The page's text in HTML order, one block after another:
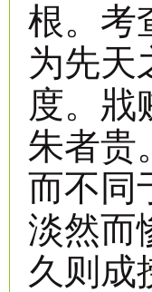
根。考
为先天
度。戕
朱者贵
而不同
淡然而
久则成